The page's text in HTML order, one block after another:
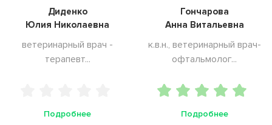
Диденко
Юлия Николаевна
ветеринарный врач -
терапевт...
Подробнее
Гончарова
Анна Витальевна
к.в.н., ветеринарный врач-
офтальмолог...
Подробнее